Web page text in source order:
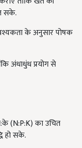
सके.
के अनुसार पोषक
अंधाधुंध प्रयोग से
(N:P:K) का उचित
हो सके.